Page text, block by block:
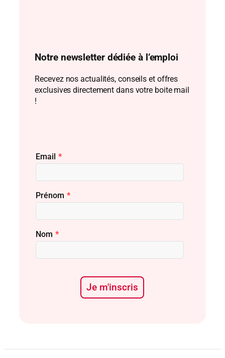
Notre newsletter dédiée à l’emploi
Recevez nos actualités, conseils et offres
exclusives directement dans votre boite mail
!
Email *
Prénom *
Nom *